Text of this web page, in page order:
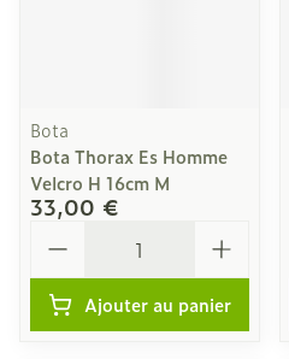
Bota
Bota Thorax Es Homme
Velcro H 16cm M
33,00 €
Ajouter au panier